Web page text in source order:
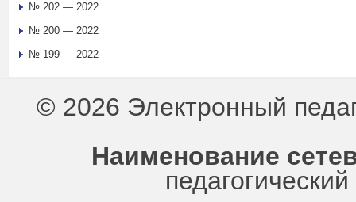
№ 202 — 2022
№ 200 — 2022
№ 199 — 2022
© 2026 Электронный
Наименование